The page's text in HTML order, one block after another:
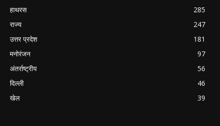
हाथरस
285
राज्य
247
उत्तर प्रदेश
181
मनोरंजन
97
अंतर्राष्ट्रीय
56
दिल्ली
46
खेल
39